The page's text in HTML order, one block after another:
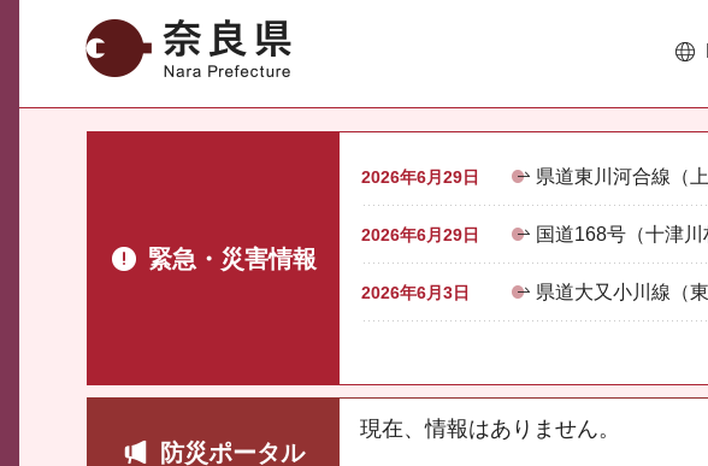
奈良県
緊急・災害情報
2026年6月29日 県道東川河合線（
2026年6月29日 国道168号（十津
2026年6月3日 県道大又小川線（
防災ポータル
現在、情報はありません。